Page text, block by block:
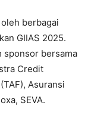
berbagai
GIIAS 2025.
sponsor bersama
Credit
Asuransi
SEVA.